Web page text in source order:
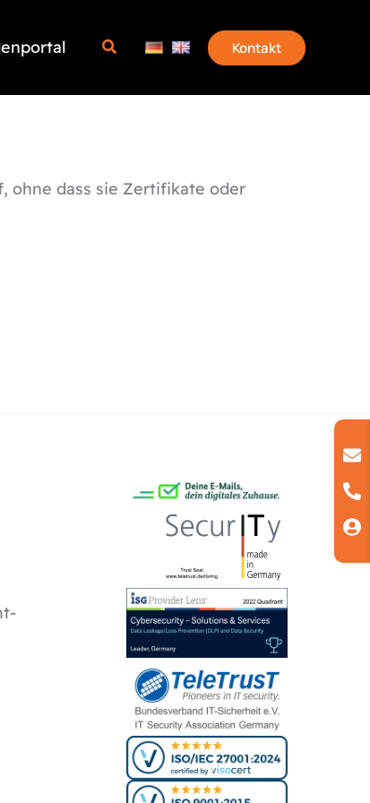
Kontakt
ohne dass sie Zertifikate oder